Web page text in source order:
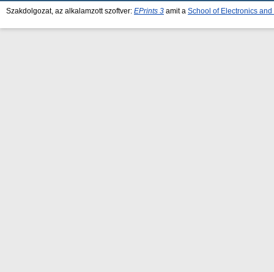
Szakdolgozat, az alkalamzott szoftver: EPrints 3 amit a School of Electronics